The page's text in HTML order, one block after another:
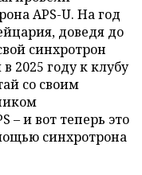
APS-U. На год
доведя до
синхротрон
2025 году к клубу
со своим
– и вот теперь это
синхротрона